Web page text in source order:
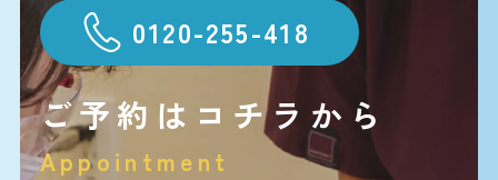
0120-255-418
ご予約はコチラから
Appointment